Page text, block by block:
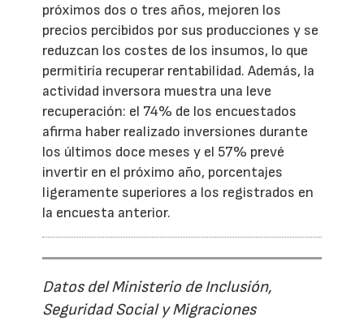
próximos dos o tres años, mejoren los
precios percibidos por sus producciones y se
reduzcan los costes de los insumos, lo que
permitiría recuperar rentabilidad. Además, la
actividad inversora muestra una leve
recuperación: el 74% de los encuestados
afirma haber realizado inversiones durante
los últimos doce meses y el 57% prevé
invertir en el próximo año, porcentajes
ligeramente superiores a los registrados en
la encuesta anterior.
Datos del Ministerio de Inclusión,
Seguridad Social y Migraciones